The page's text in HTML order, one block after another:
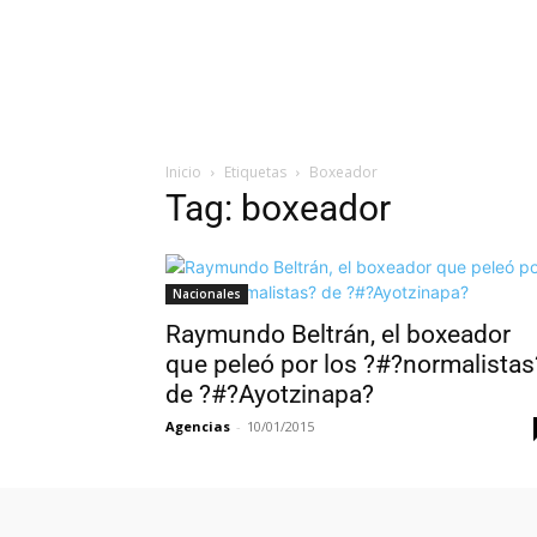
Inicio Etiquetas Boxeador
Tag: boxeador
Nacionales
Raymundo Beltrán, el boxeador
que peleó por los
de ?#?Ayotzinapa?
Agencias - 10/01/2015